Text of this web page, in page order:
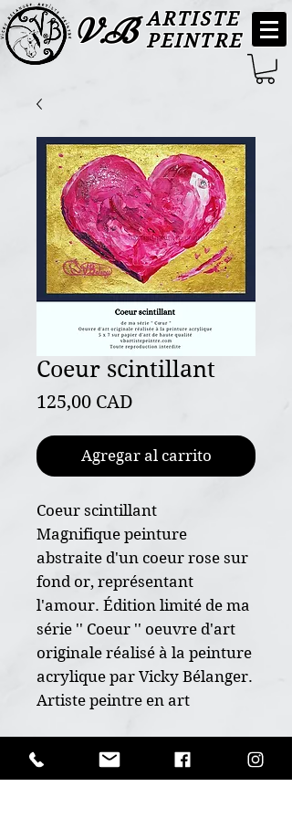
V.B ARTISTE
PEINTRE
Coeur scintillant
125,00 CAD
Agregar al carrito
Coeur scintillant
Magnifique peinture
abstraite d'un coeur rose sur
fond or, représentant
l'amour. Édition limité de ma
série '' Coeur '' oeuvre d'art
originale réalisé à la peinture
acrylique par Vicky Bélanger.
Artiste peintre en art
Canada. VBArtistePeintre.
POLITIQUE D'ÉCHANGE ET
DE REMBOURSEMENT